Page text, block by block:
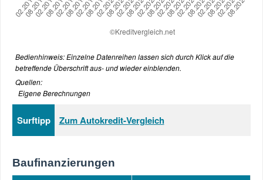
Bedienhinweis: Einzelne Datenreihen lassen sich durch Klick auf die
betreffende Überschrift aus- und wieder einblenden.
Quellen:
Eigene Berechnungen
Surftipp Zum Autokredit-Vergleich
Baufinanzierungen